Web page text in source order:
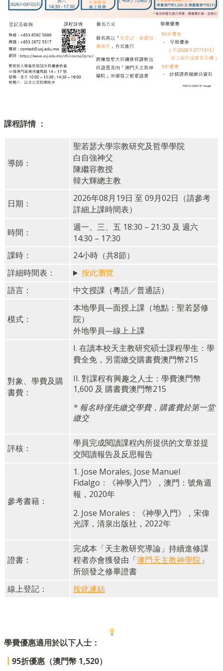
課程詳情 ：
導師：
聖若瑟大學宗教研究及哲學學院
白自強神父
陳繼容教授
韓大輝總主教
日期：
2026年08月19日 至 09月02日（請參考
詳細上課時間表）
時間：
週一、三、五 18:30 – 21:30 及 週六
14:30 – 17:30
課時：
24小時（共8節）
詳細時間表：
按此瀏覽
語言：
中文授課（粵語／普通話）
模式：
本地學員—面授上課（地點：聖若瑟修
院）
外地學員—線上上課
對象、學費及購
書費：
I. 在讀本校天主教研究碩士課程學生：學
費全免，另需繳交購書費澳門幣215
II. 對課程有興趣之人士：學費澳門幣
1,600 及 購書費澳門幣215
* 報名時僅先繳交學費，購書費於第一堂
繳交
評核：
學員完成閱讀課程內所提供的文章並提
交閱讀報告及反思報告
參考書籍：
1. Jose Morales, Jose Manuel
Fidalgo：《神學入門》，澳門：號角週
報，2020年
2. Jose Morales：《神學入門》，宋偉
光譯，清泉出版社，2022年
證書：
完成本「天主教研究導論」持續進修課
程者亦會獲發由「澳門天主教神學院 」
所頒發之修畢證書
線上登記：
按此連結
學費優惠適用於以下人士：
95折優惠（澳門幣 1,520）